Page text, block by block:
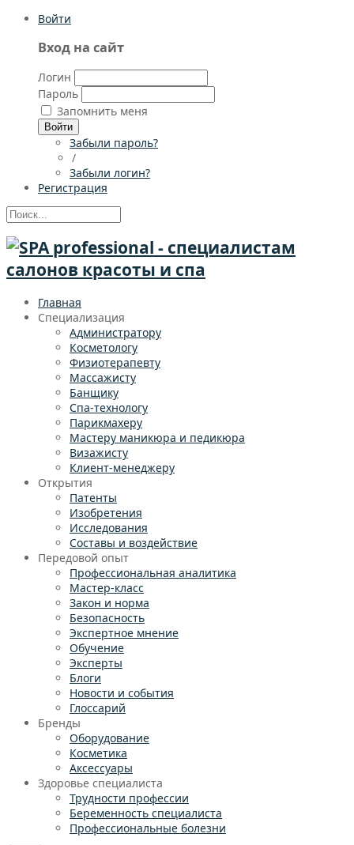
Войти
Вход на сайт
Логин
Пароль
Запомнить меня
Войти
Забыли пароль?
/
Забыли логин?
Регистрация
Главная
Специализация
Администратору
Косметологу
Физиотерапевту
Массажисту
Банщику
Спа-технологу
Парикмахеру
Мастеру маникюра и педикюра
Визажисту
Клиент-менеджеру
Открытия
Патенты
Изобретения
Исследования
Составы и воздействие
Передовой опыт
Профессиональная аналитика
Мастер-класс
Закон и норма
Безопасность
Экспертное мнение
Обучение
Эксперты
Блоги
Новости и события
Глоссарий
Бренды
Оборудование
Косметика
Аксессуары
Здоровье специалиста
Трудности профессии
Беременность специалиста
Профессиональные болезни